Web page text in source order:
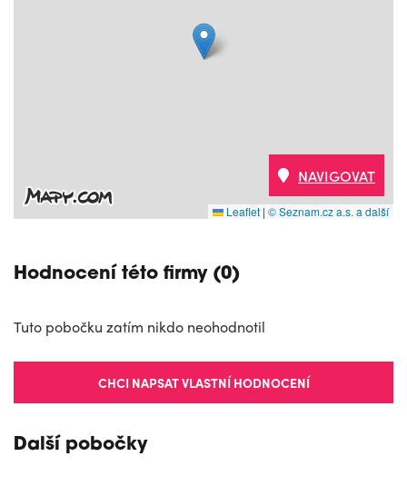
Leaflet | © Seznam.cz a.s. a další
NAVIGOVAT
Hodnocení této firmy (0)
Tuto pobočku zatím nikdo neohodnotil
CHCI NAPSAT VLASTNÍ HODNOCENÍ
Další pobočky